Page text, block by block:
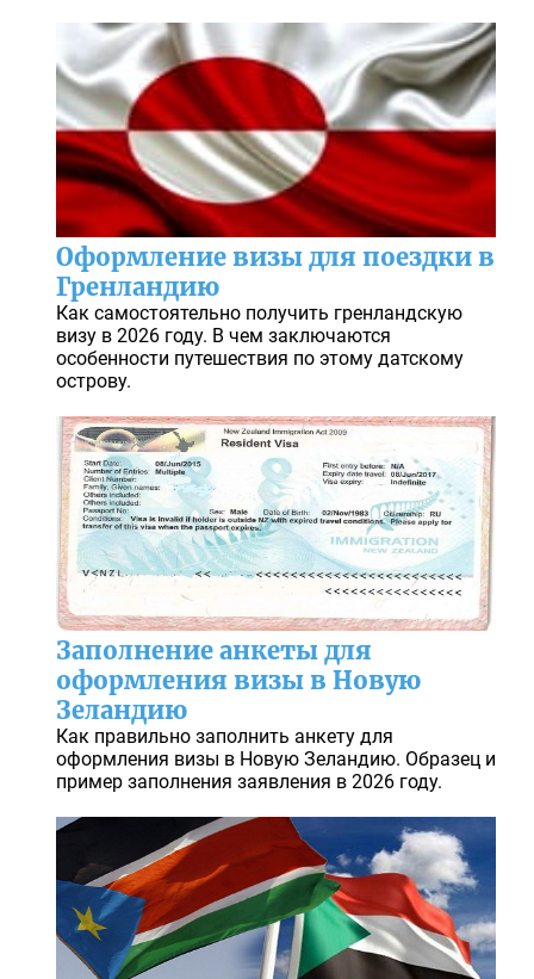
Оформление визы для поездки в
Гренландию
Как самостоятельно получить гренландскую
визу в 2026 году. В чем заключаются
особенности путешествия по этому датскому
острову.
Заполнение анкеты для
оформления визы в Новую
Зеландию
Как правильно заполнить анкету для
оформления визы в Новую Зеландию. Образец и
пример заполнения заявления в 2026 году.